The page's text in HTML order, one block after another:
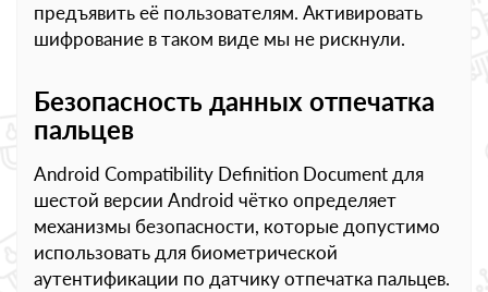
предъявить её пользователям. Активировать
шифрование в таком виде мы не рискнули.
Безопасность данных отпечатка
пальцев
Android Compatibility Definition Document для
шестой версии Android чётко определяет
механизмы безопасности, которые допустимо
использовать для биометрической
аутентификации по датчику отпечатка пальцев.